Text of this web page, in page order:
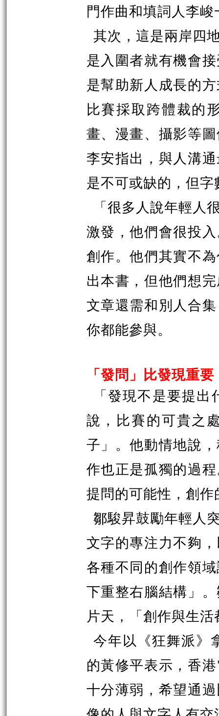
門作曲和填詞人李峻
其次，這是兩岸四
是入圍者就有機會
是幫助新人成長的
比賽採取跨體裁的
畫、漫畫、攝影等
李安指出，與人溝
是不可或缺的，但
「很多人說年輕人
激發，他們會很投
創作。他們其實不
出本書，但他們想
文章還需和別人合
你都能參與。
「發問」比發現重要
「發現不是要提
說，比賽的可貴之
子」。他動情地說
作也正是孤獨的過
提問的可能性，創
鄒駿昇鼓勵年輕人
文字的專注力不夠
各種不同的創作領
下重整右腦結構」
片天，「創作與生
今年以《狂舞派》
的黃修平表示，香
十分薄弱，希望通